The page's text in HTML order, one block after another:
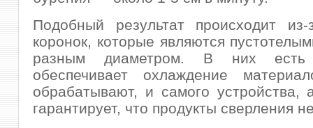
Подобный результат происходит
коронок, которые являются
разным диаметром. В них
обеспечивает охлаждение
обрабатывают, и самого устройства,
гарантирует, что продукты сверления